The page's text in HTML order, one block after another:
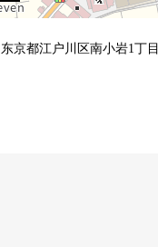
东京都江户川区南小岩1丁目